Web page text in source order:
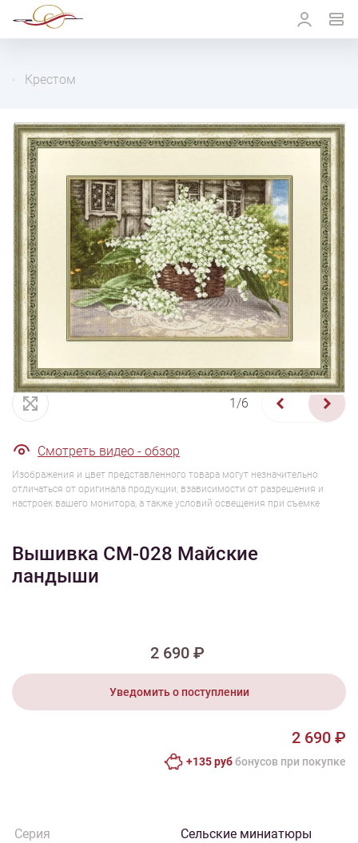
Крестом
1/6
Смотреть видео - обзор
Изображения и цвет представленного товара могут незначительно
отличаться от оригинала продукции, взависимости от разрешения и
настроек вашего монитора, а также условий освещения при съемке
Вышивка СМ-028 Майские
ландыши
2 690 ₽
Уведомить о поступлении
2 690 ₽
+135 руббонусов при покупке
Серия
Сельские миниатюры